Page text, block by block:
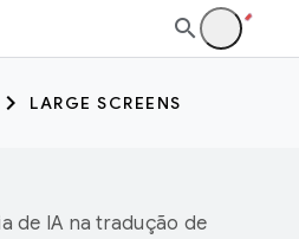
LARGE SCREENS
de IA na tradução de